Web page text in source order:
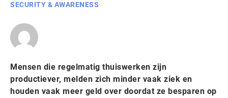
SECURITY & AWARENESS
Mensen die regelmatig thuiswerken zijn
productiever, melden zich minder vaak ziek en
houden vaak meer geld over doordat ze besparen op